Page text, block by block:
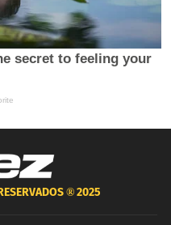
®2025